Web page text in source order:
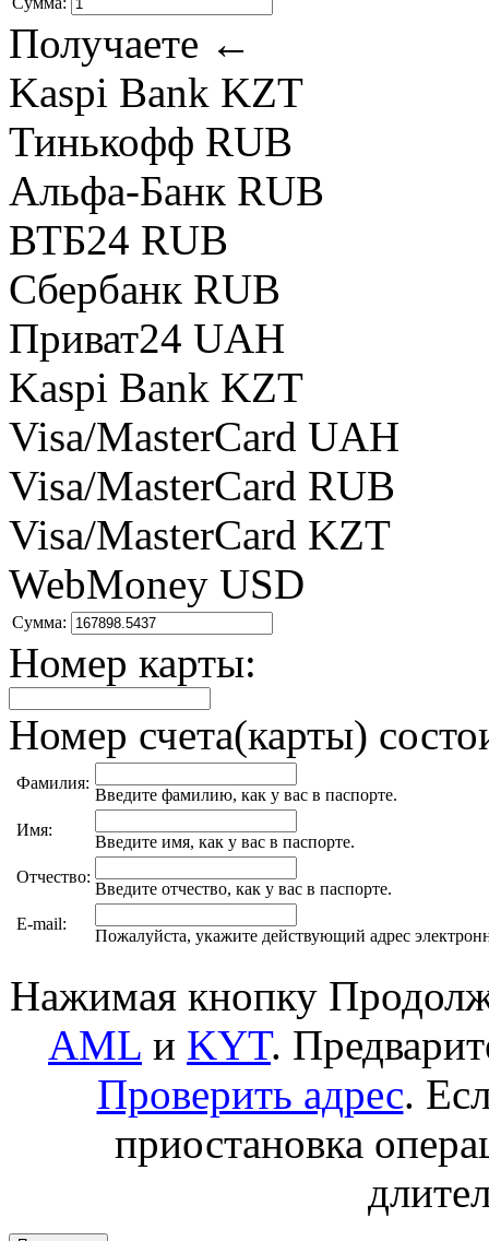
Получаете ←
Kaspi Bank KZT
Тинькофф RUB
Альфа-Банк RUB
ВТБ24 RUB
Сбербанк RUB
Приват24 UAH
Kaspi Bank KZT
Visa/MasterCard UAH
Visa/MasterCard RUB
Visa/MasterCard KZT
WebMoney USD
Сумма:
Номер карты:
Номер счета(карты)
Фамилия:
Введите фамилию, как у вас в паспорте.
Имя:
Введите имя, как у вас в паспорте.
Отчество:
Введите отчество, как у вас в паспорте.
E-mail:
Пожалуйста, укажите действующий адрес
Нажимая кнопку
AML и KYT.
Проверить адрес.
приостановка